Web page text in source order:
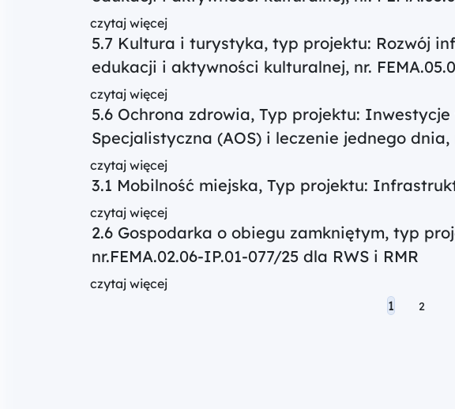
czytaj więcej
5.7 Kultura i turystyka, typ projektu: Rozwój
edukacji i aktywności kulturalnej, nr.
czytaj więcej
5.6 Ochrona zdrowia, Typ projektu:
Specjalistyczna (AOS) i leczenie jednego dnia,
czytaj więcej
3.1 Mobilność miejska, Typ projektu:
czytaj więcej
2.6 Gospodarka o obiegu zamkniętym, typ
nr.FEMA.02.06-IP.01-077/25 dla RWS i RMR
czytaj więcej
1 2